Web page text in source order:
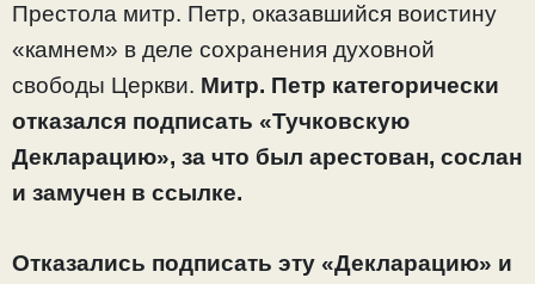
Престола митр. Петр, оказавшийся воистину
«камнем» в деле сохранения духовной
свободы Церкви. Митр. Петр категорически
отказался подписать «Тучковскую
Декларацию», за что был арестован, сослан
и замучен в ссылке.
Отказались подписать эту «Декларацию» и